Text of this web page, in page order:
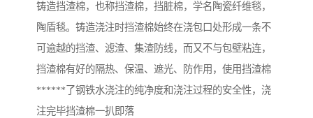
铸造挡渣棉，也称挡渣棉，挡脏棉，学名陶瓷纤维毯，
陶盾毯。铸造浇注时挡渣棉始终在浇包口处形成一条不
可逾越的挡渣、滤渣、集渣防线，而又不与包壁粘连，
挡渣棉有好的隔热、保温、遮光、防作用，使用挡渣棉
******了钢铁水浇注的纯净度和浇注过程的安全性，浇
注完毕挡渣棉一扒即落